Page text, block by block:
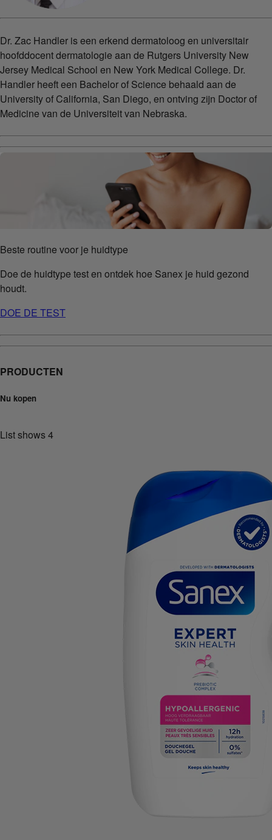
Dr. Zac Handler is een erkend dermatoloog en universitair
hoofddocent dermatologie aan de Rutgers University New
Jersey Medical School en New York Medical College. Dr.
Handler heeft een Bachelor of Science behaald aan de
University of California, San Diego, en ontving zijn Doctor of
Medicine van de Universiteit van Nebraska.
Beste routine voor je huidtype
Doe de huidtype test en ontdek hoe Sanex je huid gezond
houdt.
DOE DE TEST
PRODUCTEN
Nu kopen
List shows4